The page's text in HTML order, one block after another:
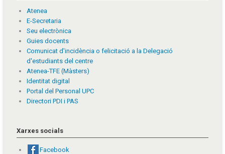
Atenea
E-Secretaria
Seu electrònica
Guies docents
Comunicat d'incidència o felicitació a la Delegació
d'estudiants del centre
Atenea-TFE (Màsters)
Identitat digital
Portal del Personal UPC
Directori PDI i PAS
Xarxes socials
Facebook